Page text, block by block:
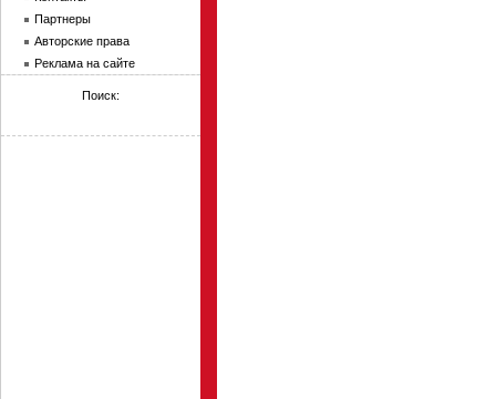
Партнеры
Авторские права
Реклама на сайте
Поиск: